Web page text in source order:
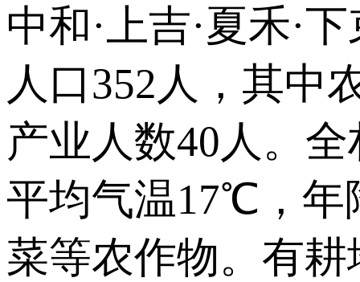
中和·上吉·夏禾·
人口352人，其中
产业人数40人。
平均气温17℃，年
菜等农作物。有耕